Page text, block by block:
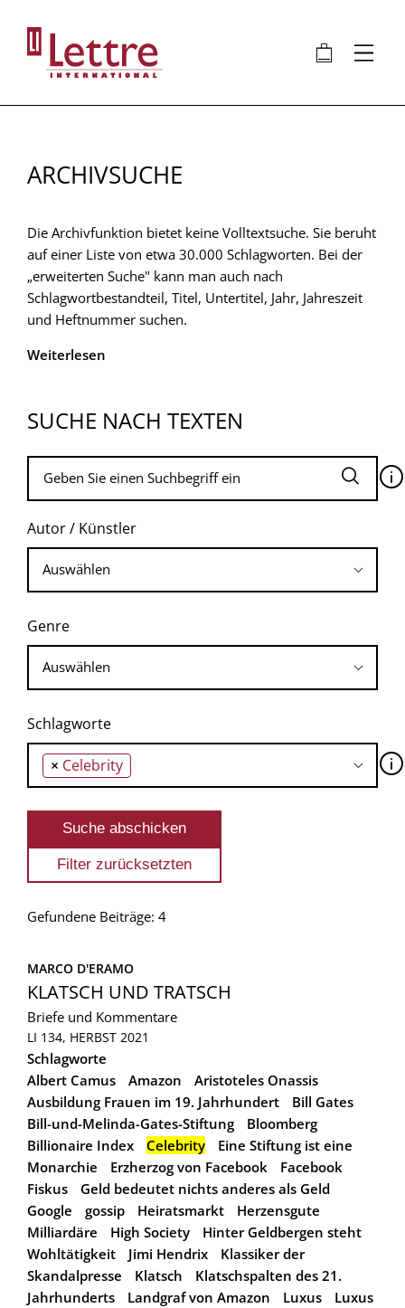
Inhalt
🛍 ⋮
ARCHIVSUCHE
Die Archivfunktion bietet keine Volltextsuche. Sie beruht
auf einer Liste von etwa 30.000 Schlagworten. Bei der
„erweiterten Suche" kann man auch nach
Schlagwortbestandteil, Titel, Untertitel, Jahr, Jahreszeit
und Heftnummer suchen.
Weiterlesen
SUCHE NACH TEXTEN
🛈
Autor / Künstler
Genre
Schlagworte
× Celebrity 🛈
Gefundene Beiträge: 4
MARCO D'ERAMO
KLATSCH UND TRATSCH
Briefe und Kommentare
LI 134, HERBST 2021
Schlagworte
Albert Camus
Amazon
Aristoteles Onassis
Ausbildung Frauen im 19. Jahrhundert
Bill Gates
Bill-und-Melinda-Gates-Stiftung
Bloomberg
Billionaire Index
Celebrity
Eine Stiftung ist eine
Monarchie
Erzherzog von Facebook
Facebook
Fiskus
Geld bedeutet nichts anderes als Geld
Google
gossip Heiratsmarkt
Herzensgute
Milliardäre
High Society
Hinter Geldbergen steht
Wohltätigkeit
Jimi Hendrix
Klassiker der
Skandalpresse
Klatsch
Klatschspalten des 21.
Jahrhunderts
Landgraf von Amazon Luxus
Luxus